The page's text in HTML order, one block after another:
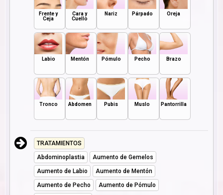
Frente y
Ceja
Cara y
Cuello
Nariz Párpado Oreja
Labio Mentón Pómulo Pecho Brazo
Tronco Abdomen Pubis Muslo Pantorrilla
TRATAMIENTOS
Abdominoplastia
Aumento de Gemelos
Aumento de Labio
Aumento de Mentón
Aumento de Pecho
Aumento de Pómulo